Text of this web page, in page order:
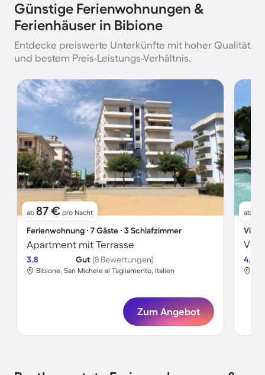
Günstige Ferienwohnungen &
Ferienhäuser in Bibione
Entdecke preiswerte Unterkünfte mit hoher Qualität
und bestem Preis-Leistungs-Verhältnis.
ab 87 € pro Nacht
Ferienwohnung ∙ 7 Gäste ∙ 3 Schlafzimmer
Apartment mit Terrasse
3.8 Gut (8 Bewertungen)
Bibione, San Michele al Tagliamento, Italien
Zum Angebot
ab
Villa
4.3